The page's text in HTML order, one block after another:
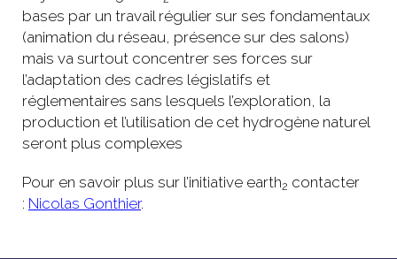
bases par un travail régulier sur ses fondamentaux
(animation du réseau, présence sur des salons)
mais va surtout concentrer ses forces sur
l’adaptation des cadres législatifs et
réglementaires sans lesquels l’exploration, la
production et l’utilisation de cet hydrogène naturel
seront plus complexes
Pour en savoir plus sur l’initiative earth2 contacter
: Nicolas Gonthier.